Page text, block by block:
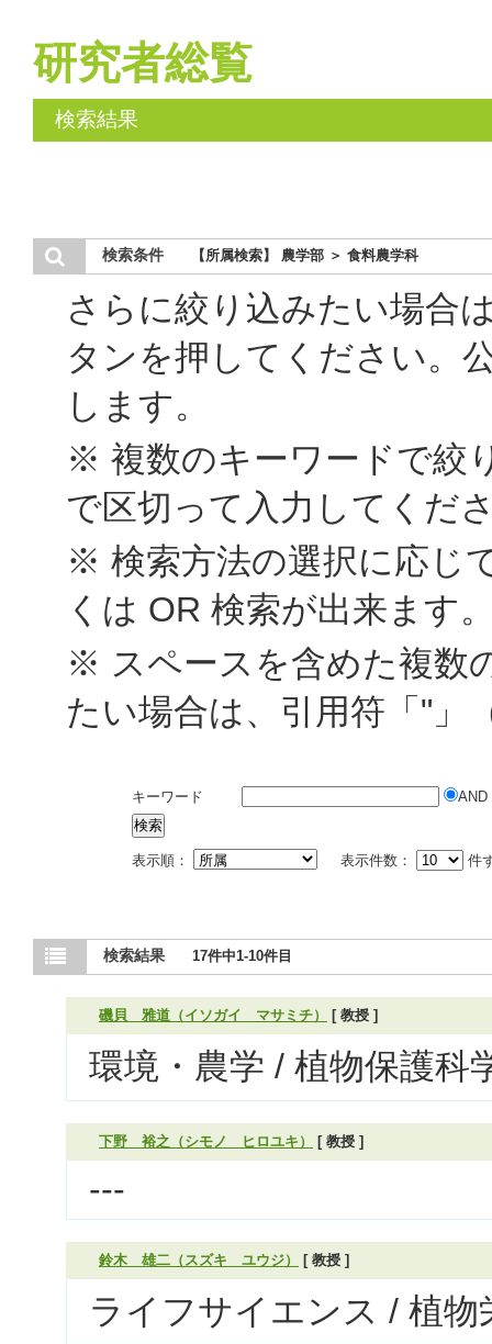
研究者総覧
検索結果
検索条件 【所属検索】 農学部 ＞ 食料農学科
さらに絞り込みたい場合
タンを押してください。
します。
※ 複数のキーワードで絞
で区切って入力してくだ
※ 検索方法の選択に応じ
くは OR 検索が出来ます
※ スペースを含めた複数
たい場合は、引用符「"」
キーワード AND
表示順： 表示件数： 件
検索結果 17件中1-10件目
磯貝 雅道（イソガイ マサミチ） [ 教授 ]
環境・農学 / 植物保護科
下野 裕之（シモノ ヒロユキ） [ 教授 ]
---
鈴木 雄二（スズキ ユウジ） [ 教授 ]
ライフサイエンス / 植物